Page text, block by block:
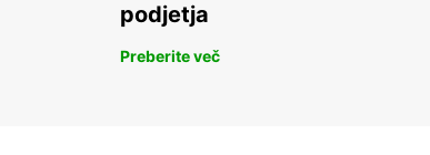
podjetja
Preberite več